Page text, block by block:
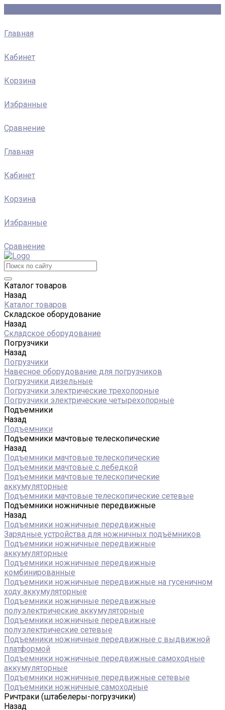
Главная
Кабинет
Корзина
Избранные
Сравнение
Главная
Кабинет
Корзина
Избранные
Сравнение
Каталог товаров
Назад
Каталог товаров
Складское оборудование
Назад
Складское оборудование
Погрузчики
Назад
Погрузчики
Навесное оборудование для погрузчиков
Погрузчики дизельные
Погрузчики электрические трехопорные
Погрузчики электрические четырехопорные
Подъемники
Назад
Подъемники
Подъемники мачтовые телескопические
Назад
Подъемники мачтовые телескопические
Подъемники мачтовые с лебедкой
Подъемники мачтовые телескопические
аккумуляторные
Подъемники мачтовые телескопические сетевые
Подъемники ножничные передвижные
Назад
Подъемники ножничные передвижные
Зарядные устройства для ножничных подъёмников
Подъемники ножничные передвижные
аккумуляторные
Подъемники ножничные передвижные
комбинированные
Подъемники ножничные передвижные на гусеничном
ходу аккумуляторные
Подъемники ножничные передвижные
полуэлектрические аккумуляторные
Подъемники ножничные передвижные
полуэлектрические сетевые
Подъемники ножничные передвижные с выдвижной
платформой
Подъемники ножничные передвижные самоходные
аккумуляторные
Подъемники ножничные передвижные сетевые
Подъемники ножничные самоходные
Ричтраки (штабелеры-погрузчики)
Назад